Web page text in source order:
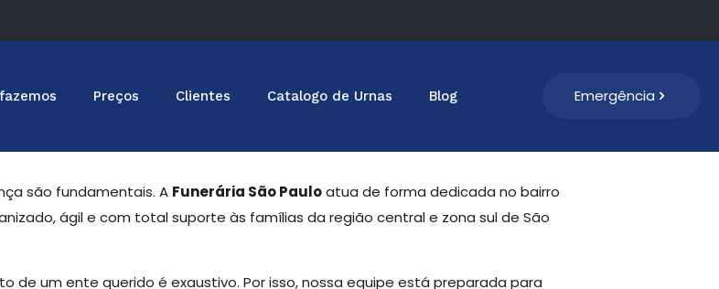
Preços Clientes Catalogo de Urnas Blog Emergência
são fundamentais. A Funerária São Pauloatua de forma dedicada no bairro
ágil e com total suporte às famílias da região central e zona sul de São
de um ente querido é exaustivo. Por isso, nossa equipe está preparada para